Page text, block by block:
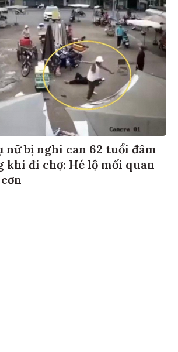
nữ bị nghi can 62 tuổi đâm
khi đi chợ: Hé lộ mối quan